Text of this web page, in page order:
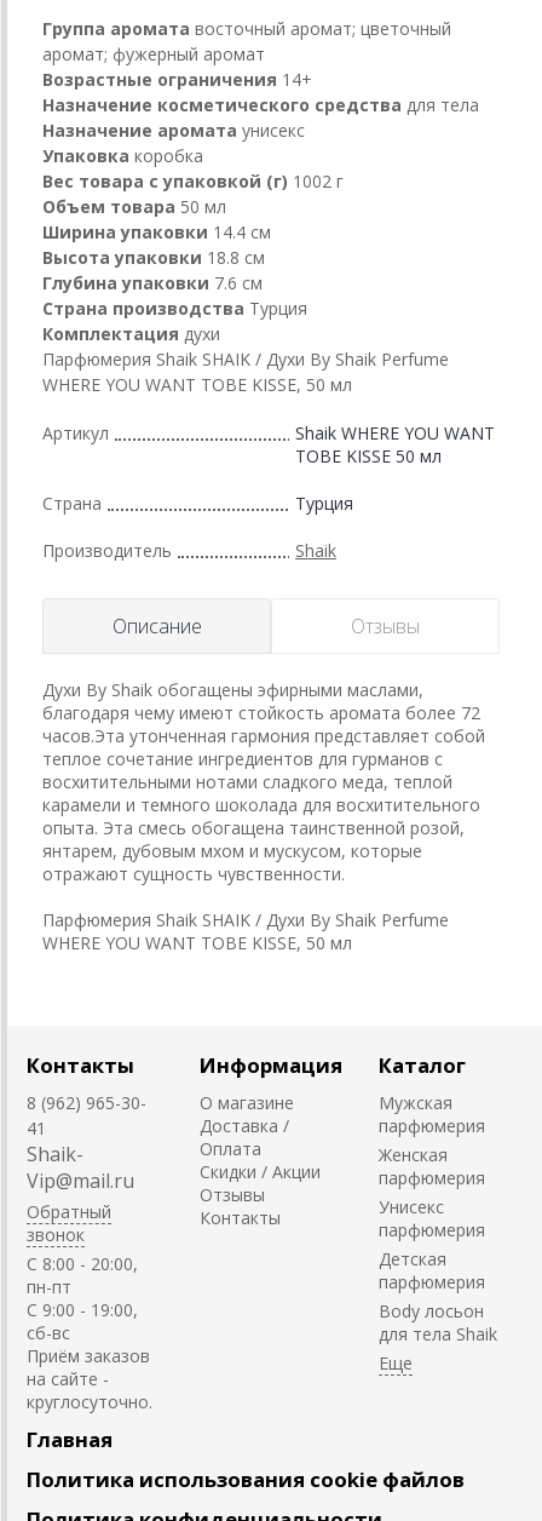
Группа аромата восточный аромат; цветочный
аромат; фужерный аромат
Возрастные ограничения 14+
Назначение косметического средства для тела
Назначение аромата унисекс
Упаковка коробка
Вес товара с упаковкой (г) 1002 г
Объем товара 50 мл
Ширина упаковки 14.4 см
Высота упаковки 18.8 см
Глубина упаковки 7.6 см
Страна производства Турция
Комплектация духи
Парфюмерия Shaik SHAIK / Духи By Shaik Perfume
WHERE YOU WANT TOBE KISSE, 50 мл
Артикул
Shaik WHERE YOU WANT
TOBE KISSE 50 мл
Страна Турция
Производитель Shaik
Описание Отзывы
Духи By Shaik обогащены эфирными маслами,
благодаря чему имеют стойкость аромата более 72
часов.Эта утонченная гармония представляет собой
теплое сочетание ингредиентов для гурманов с
восхитительными нотами сладкого меда, теплой
карамели и темного шоколада для восхитительного
опыта. Эта смесь обогащена таинственной розой,
янтарем, дубовым мхом и мускусом, которые
отражают сущность чувственности.
Парфюмерия Shaik SHAIK / Духи By Shaik Perfume
WHERE YOU WANT TOBE KISSE, 50 мл
Контакты
8 (962) 965-30-
41
Shaik-
Vip@mail.ru
Обратный
звонок
C 8:00 - 20:00,
пн-пт
С 9:00 - 19:00,
сб-вс
Приём заказов
на сайте -
круглосуточно.
Информация
О магазине
Доставка /
Оплата
Скидки / Акции
Отзывы
Контакты
Каталог
Мужская
парфюмерия
Женская
парфюмерия
Унисекс
парфюмерия
Детская
парфюмерия
Body лосьон
для тела Shaik
Главная
Политика использования cookie файлов